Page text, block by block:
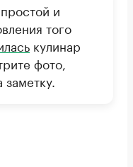
и
того
кулинар
фото,